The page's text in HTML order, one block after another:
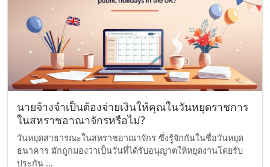
นายจ้างจำเป็นต้องจ่ายเงินให้คุณในวันหยุดราชการ
ในสหราชอาณาจักรหรือไม่?
วันหยุดสาธารณะในสหราชอาณาจักร ซึ่งรู้จักกันในชื่อวันหยุด
ธนาคาร มักถูกมองว่าเป็นวันที่ได้รับอนุญาตให้หยุดงานโดยรับ
ประกัน ...